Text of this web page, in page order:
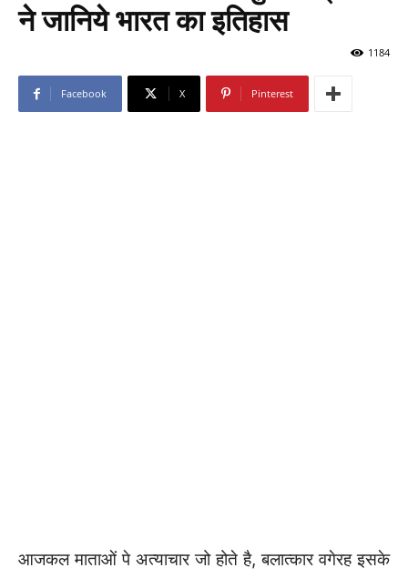
ने जानिये भारत का इतिहास
1184
Facebook X Pinterest
आजकल माताओं पे अत्याचार जो होते है, बलात्कार वगेरह इसके